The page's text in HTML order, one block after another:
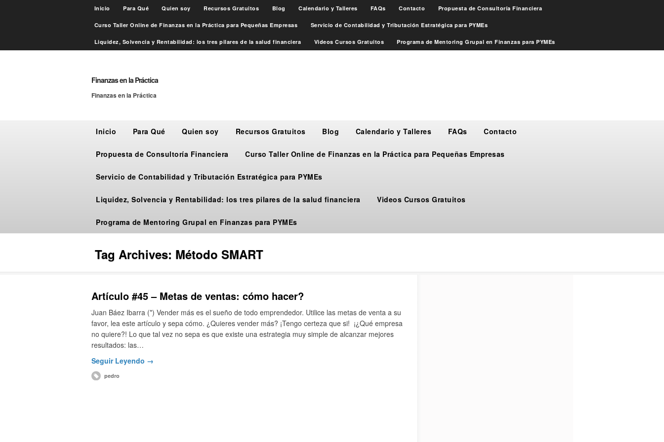
Inicio Para Qué Quien soy Recursos Gratuitos Blog Calendario y Talleres FAQs Contacto Propuesta de Consultoría Financiera
Curso Taller Online de Finanzas en la Práctica para Pequeñas Empresas Servicio de Contabilidad y Tributación Estratégica para PYMEs
Liquidez, Solvencia y Rentabilidad: los tres pilares de la salud financiera Videos Cursos Gratuitos Programa de Mentoring Grupal en Finanzas para PYMEs
Finanzas en la Práctica
Finanzas en la Práctica
Inicio Para Qué Quien soy Recursos Gratuitos Blog Calendario y Talleres FAQs Contacto
Propuesta de Consultoría Financiera Curso Taller Online de Finanzas en la Práctica para Pequeñas Empresas
Servicio de Contabilidad y Tributación Estratégica para PYMEs
Liquidez, Solvencia y Rentabilidad: los tres pilares de la salud financiera Videos Cursos Gratuitos
Programa de Mentoring Grupal en Finanzas para PYMEs
Tag Archives: Método SMART
Artículo #45 – Metas de ventas: cómo hacer?
Juan Báez Ibarra (*) Vender más es el sueño de todo emprendedor. Utilice las metas de venta a su
favor, lea este artículo y sepa cómo. ¿Quieres vender más? ¡Tengo certeza que si! ¡¿Qué empresa
no quiere?! Lo que tal vez no sepa es que existe una estrategia muy simple de alcanzar mejores
resultados: las…
Seguir Leyendo →
pedro